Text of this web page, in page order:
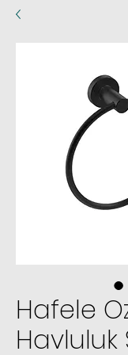
Hafele
Havluluk